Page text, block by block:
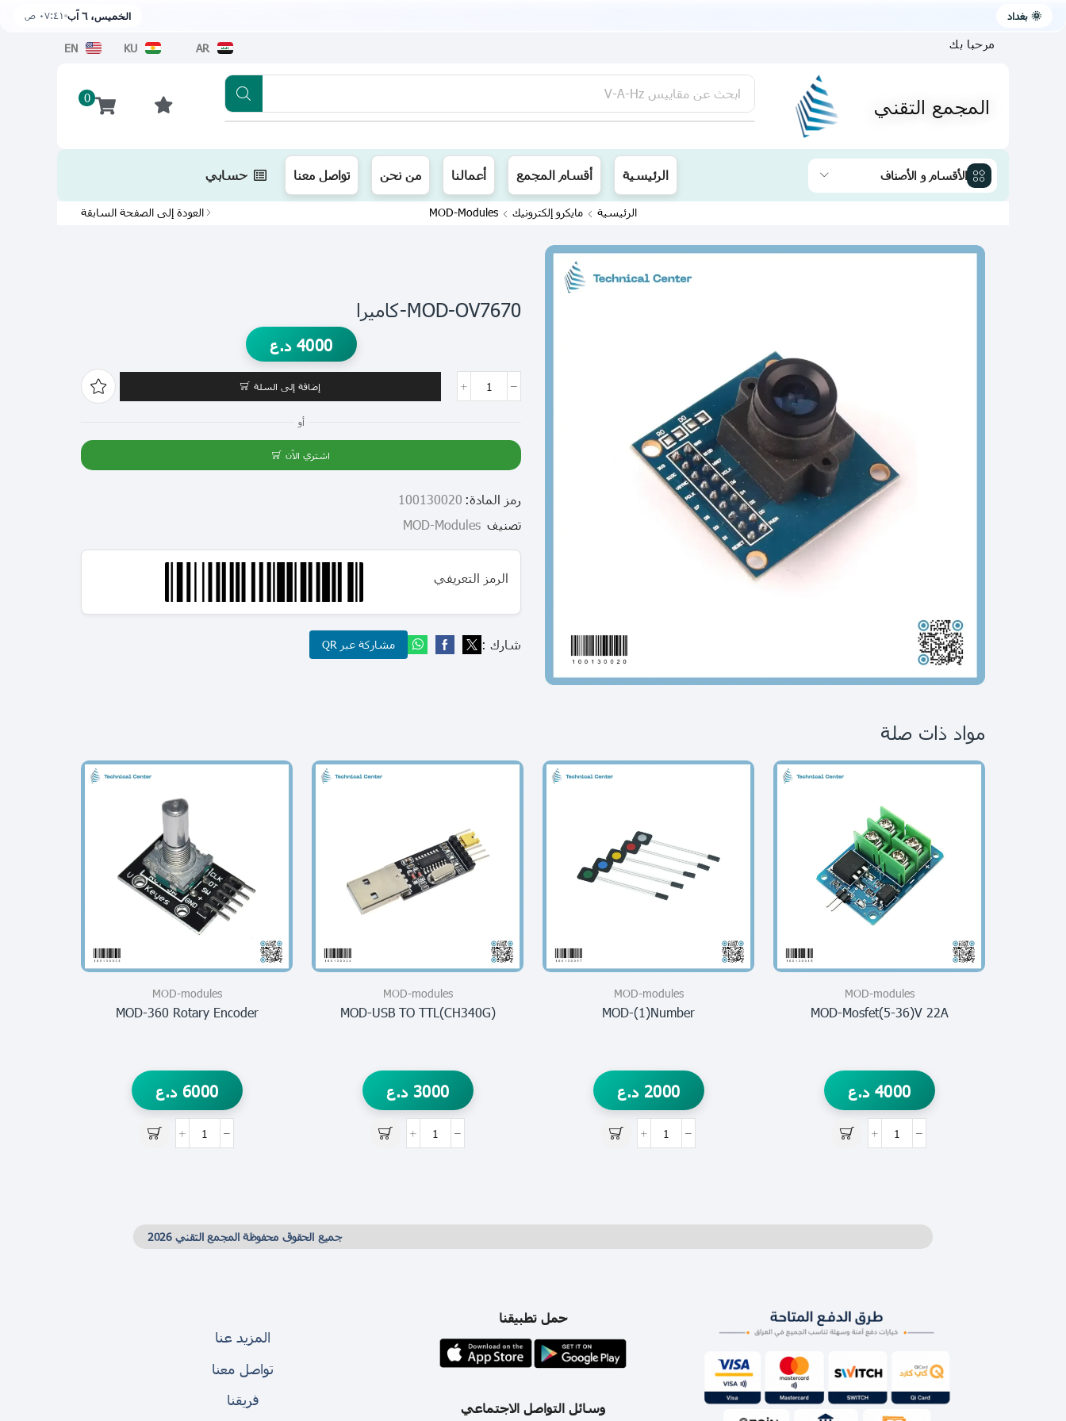
🌞 بغداد الخميس، ٦ آب ٠٧:٤١ ص
AR
KU
EN مرحبا بك
المجمع التقني 0 ابحث عن مقاييس V-A-Hz
يتوفر لدينا توصيل الى جميع محافظات العراق تطبيقنا متوفر الآن على متجر أبل اضغط
الأقسام و الأصناف الرئيسية أقسام المجمع أعمالنا من نحن تواصل معنا حسابي
الرئيسية مايكرو إلكترونيك MOD-Modules العودة إلى الصفحة السابقة
MOD-OV7670-كاميرا
4000 د.ع
إضافة إلى السلة
أو
اشتري الآن
رمز المادة: 100130020
تصنيف MOD-Modules
الرمز التعريفي
شارك : مشاركة عبر QR
مواد ذات صلة
MOD-modules
MOD-Mosfet(5-36)V 22A
4000 د.ع
MOD-modules
MOD-(1)number
2000 د.ع
MOD-modules
MOD-USB TO TTL(CH340G)
3000 د.ع
MOD-modules
MOD-360 Rotary Encoder
6000 د.ع
جميع الحقوق محفوظة المجمع التقني 2026
حمل تطبيقنا
وسائل التواصل الاجتماعي
المزيد عنا
تواصل معنا
فريقنا